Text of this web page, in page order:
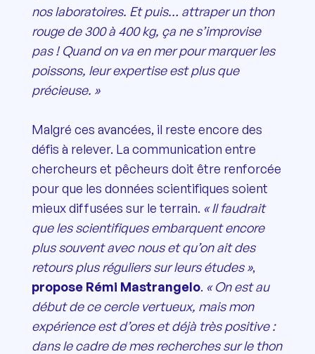
nos laboratoires. Et puis… attraper un thon
rouge de 300 à 400 kg, ça ne s’improvise
pas ! Quand on va en mer pour marquer les
poissons, leur expertise est plus que
précieuse. »
Malgré ces avancées, il reste encore des
défis à relever. La communication entre
chercheurs et pêcheurs doit être renforcée
pour que les données scientifiques soient
mieux diffusées sur le terrain. « Il faudrait
que les scientifiques embarquent encore
plus souvent avec nous et qu’on ait des
retours plus réguliers sur leurs études »,
propose Rémi Mastrangelo. « On est au
début de ce cercle vertueux, mais mon
expérience est d’ores et déjà très positive :
dans le cadre de mes recherches sur le thon